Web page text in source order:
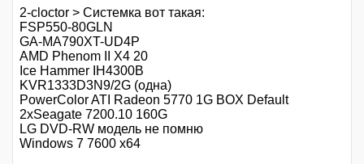
2-cloctor > Системка вот такая:
FSP550-80GLN
GA-MA790XT-UD4P
AMD Phenom II X4 20
Ice Hammer IH4300B
KVR1333D3N9/2G (одна)
PowerColor ATI Radeon 5770 1G BOX Default
2xSeagate 7200.10 160G
LG DVD-RW модель не помню
Windows 7 7600 x64